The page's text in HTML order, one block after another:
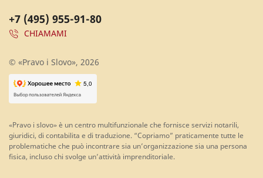
+7 (495) 955-91-80
CHIAMAMI
© «Pravo i Slovo», 2026
«Pravo i slovo» è un centro multifunzionale che fornisce servizi notarili,
giuridici, di contabilita e di traduzione. “Copriamo” praticamente tutte le
problematiche che può incontrare sia un’organizzazione sia una persona
fisica, incluso chi svolge un’attività imprenditoriale.